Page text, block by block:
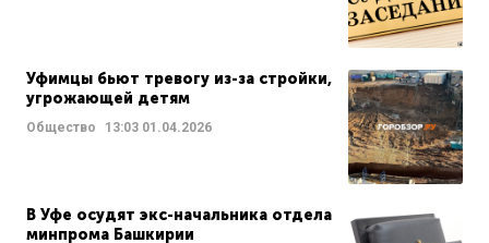
Уфимцы бьют тревогу из-за стройки,
угрожающей детям
Общество 13:03 01.04.2026
В Уфе осудят экс-начальника отдела
минпрома Башкирии